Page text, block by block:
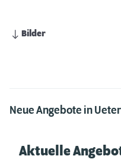
Bilder
Neue Angebote in
Aktuelle